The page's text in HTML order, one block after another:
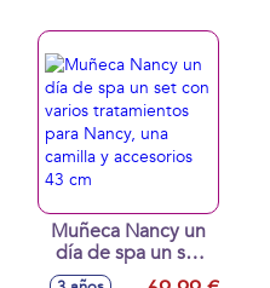
llevar 2 figuras
30,50x30,35x13,50
cm
Muñeca Nancy un
día de spa un set
con varios